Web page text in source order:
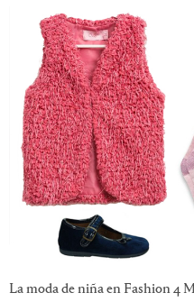
La moda de niña en Fashion 4